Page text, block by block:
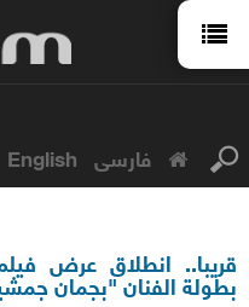
فارسی English
قريبا.. انطلاق عرض
بطولة الفنان "بجمان